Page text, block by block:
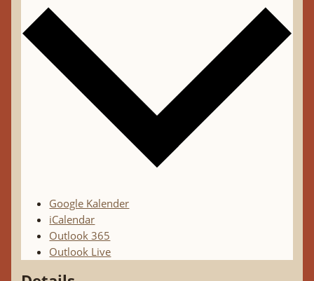
Google Kalender
iCalendar
Outlook 365
Outlook Live